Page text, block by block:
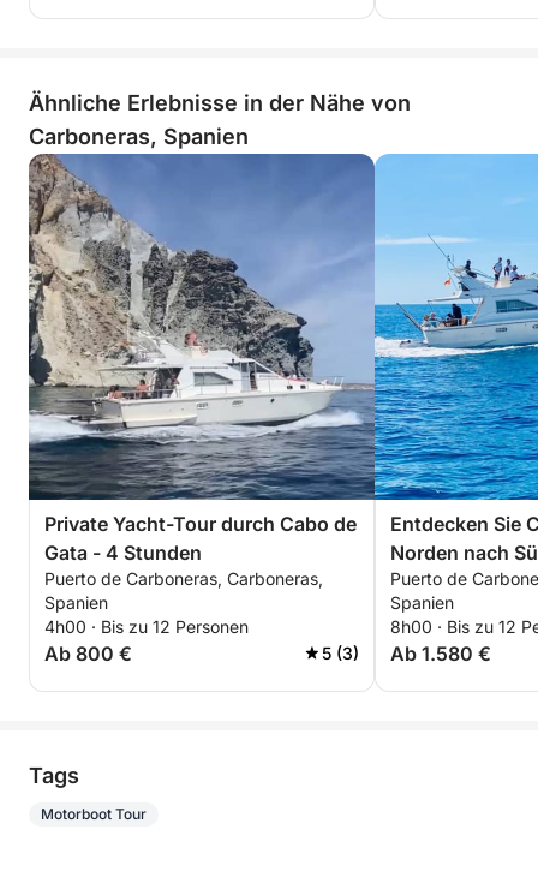
Ähnliche Erlebnisse in der Nähe von
Carboneras, Spanien
Private Yacht-Tour durch Cabo de
Gata - 4 Stunden
Puerto de Carboneras, Carboneras,
Spanien
4h00 · Bis zu 12 Personen
Ab 800 € 5 (3)
Entdecken Sie
Norden nach
Puerto de
Spanien
8h00 · Bis zu 12
Ab 1.580 €
Tags
Motorboot Tour